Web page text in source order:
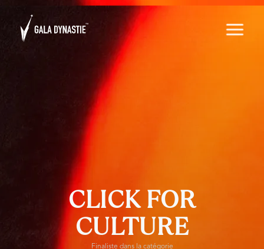
CLICK FOR
CULTURE
Finaliste dans la catégorie